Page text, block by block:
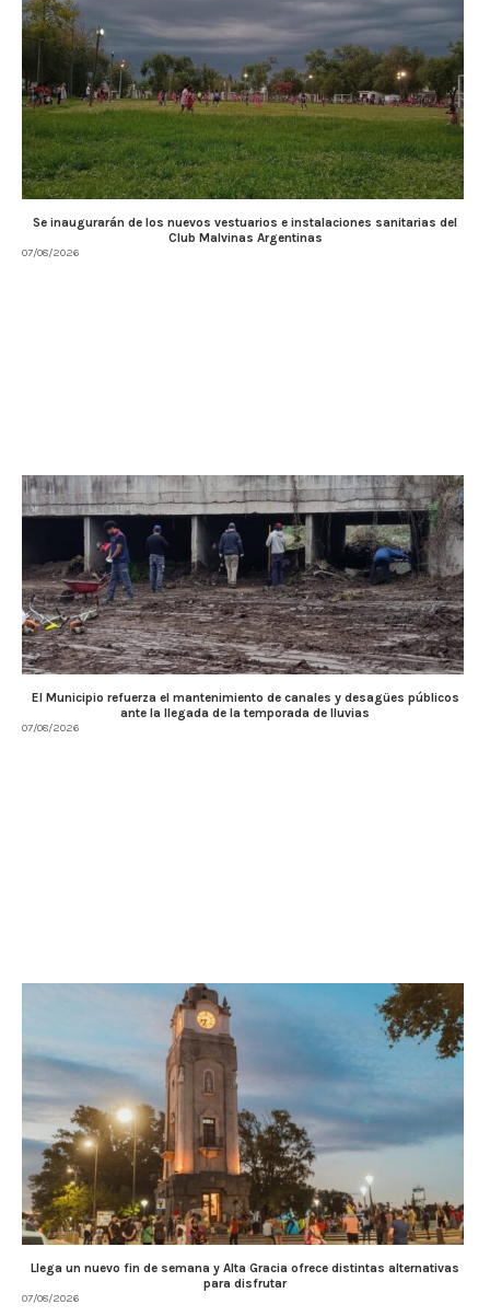
Se inaugurarán de los nuevos vestuarios e instalaciones sanitarias del
Club Malvinas Argentinas
07/08/2026
El Municipio refuerza el mantenimiento de canales y desagües públicos
ante la llegada de la temporada de lluvias
07/08/2026
Llega un nuevo fin de semana y Alta Gracia ofrece distintas alternativas
para disfrutar
07/08/2026